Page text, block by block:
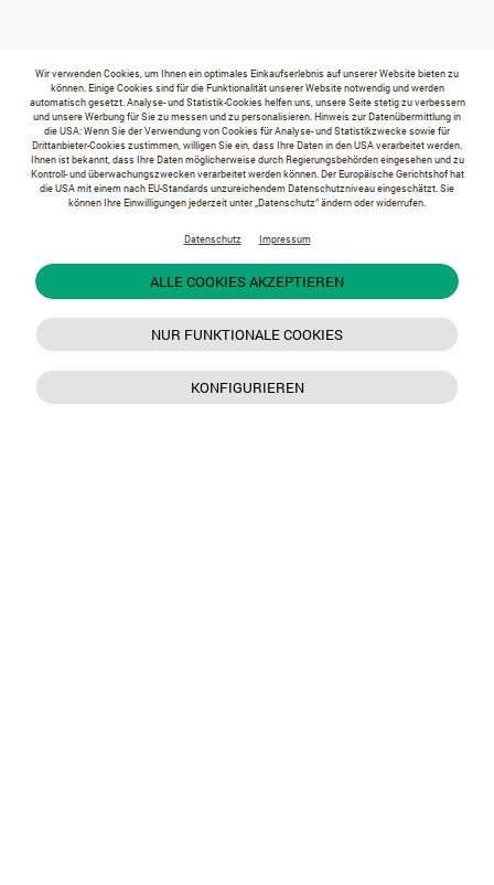
Wir verwenden Cookies, um Ihnen ein optimales Einkaufserlebnis auf unserer Website bieten zu
können. Einige Cookies sind für die Funktionalität unserer Website notwendig und werden
automatisch gesetzt. Analyse- und Statistik-Cookies helfen uns, unsere Seite stetig zu verbessern
und unsere Werbung für Sie zu messen und zu personalisieren. Hinweis zur Datenübermittlung in
die USA: Wenn Sie der Verwendung von Cookies für Analyse- und Statistikzwecke sowie für
Drittanbieter-Cookies zustimmen, willigen Sie ein, dass Ihre Daten in den USA verarbeitet werden.
Ihnen ist bekannt, dass Ihre Daten möglicherweise durch Regierungsbehörden eingesehen und zu
Kontroll- und überwachungszwecken verarbeitet werden können. Der Europäische Gerichtshof hat
die USA mit einem nach EU-Standards unzureichendem Datenschutzniveau eingeschätzt. Sie
können Ihre Einwilligungen jederzeit unter „Datenschutz“ ändern oder widerrufen.
Datenschutz Impressum
ALLE COOKIES AKZEPTIEREN
NUR FUNKTIONALE COOKIES
KONFIGURIEREN